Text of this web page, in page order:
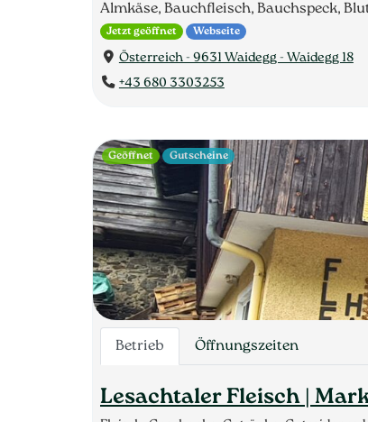
Almkäse, Bauchfleisch, Bauchspeck,
Jetzt geöffnet Webseite
Österreich - 9631 Waidegg - Waidegg 18
+43 680 3303253
Betrieb Öffnungszeiten
Lesachtaler Fleisch |
Geöffnet Gutscheine